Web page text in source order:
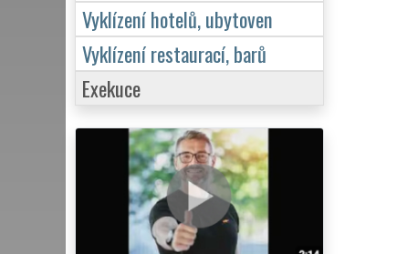
Vyklízení hotelů, ubytoven
Vyklízení restaurací, barů
Exekuce